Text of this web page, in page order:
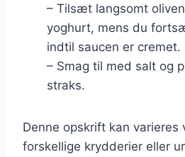
– Tilsæt langsomt
yoghurt, mens du
indtil saucen er cremet.
– Smag til med salt og
straks.
Denne opskrift kan
forskellige krydderier eller